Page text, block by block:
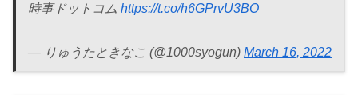
時事ドットコム https://t.co/h6GPrvU3BO
— りゅうたときなこ (@1000syogun) March 16, 2022